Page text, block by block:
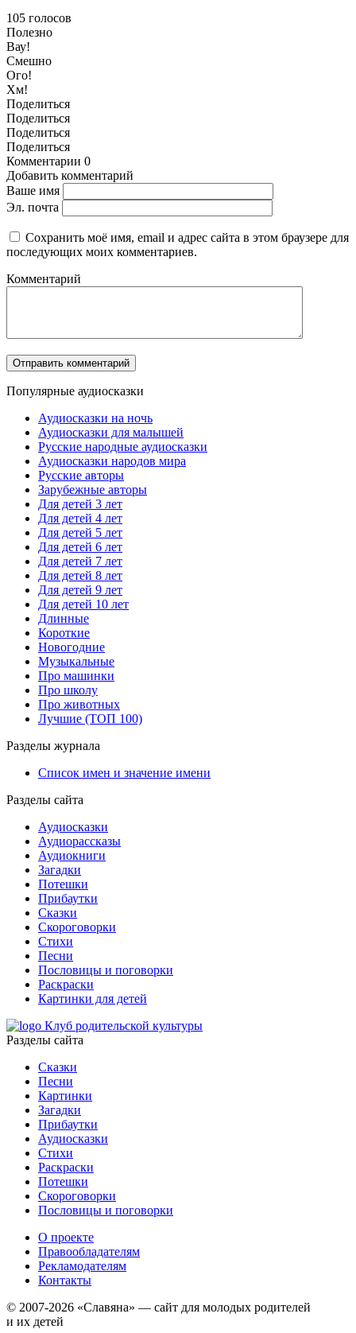
105 голосов
Полезно
Вау!
Смешно
Ого!
Хм!
Поделиться
Поделиться
Поделиться
Поделиться
Комментарии 0
Добавить комментарий
Ваше имя
Эл. почта
Сохранить моё имя, email и адрес сайта в этом браузере для
последующих моих комментариев.
Комментарий
Популярные аудиосказки
Аудиосказки на ночь
Аудиосказки для малышей
Русские народные аудиосказки
Аудиосказки народов мира
Русские авторы
Зарубежные авторы
Для детей 3 лет
Для детей 4 лет
Для детей 5 лет
Для детей 6 лет
Для детей 7 лет
Для детей 8 лет
Для детей 9 лет
Для детей 10 лет
Длинные
Короткие
Новогодние
Музыкальные
Про машинки
Про школу
Про животных
Лучшие (ТОП 100)
Разделы журнала
Список имен и значение имени
Разделы сайта
Аудиосказки
Аудиорассказы
Аудиокниги
Загадки
Потешки
Прибаутки
Сказки
Скороговорки
Стихи
Песни
Пословицы и поговорки
Раскраски
Картинки для детей
Клуб родительской культуры
Разделы сайта
Сказки
Песни
Картинки
Загадки
Прибаутки
Аудиосказки
Стихи
Раскраски
Потешки
Скороговорки
Пословицы и поговорки
О проекте
Правообладателям
Рекламодателям
Контакты
© 2007-2026 «Славяна» — сайт для молодых родителей
и их детей